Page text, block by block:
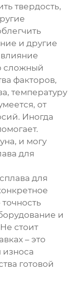
твердость,
и другие
сложный
факторов,
температуру
от
Иногда
и могу
для
для
и
стоит
– это
износа
готовой